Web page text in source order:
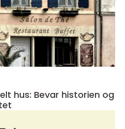
hus: Bevar historien og